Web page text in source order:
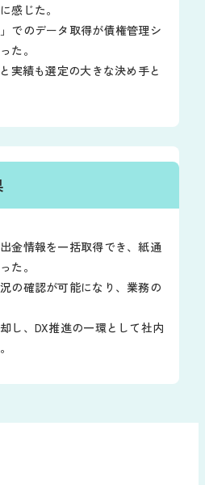
感じた。
でのデータ取得が債権管理シ
た。
実績も選定の大きな決め手と
金情報を一括取得でき、紙通
た。
の確認が可能になり、業務の
し、DX推進の一環として社内